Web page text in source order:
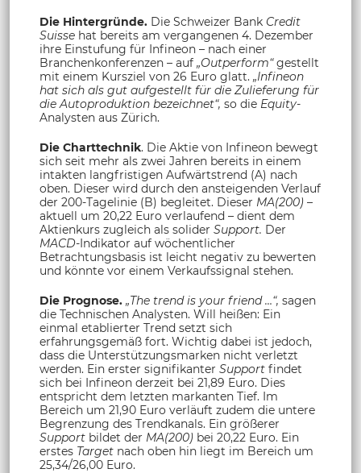
Die Hintergründe. Die Schweizer Bank Credit
Suisse hat bereits am vergangenen 4. Dezember
ihre Einstufung für Infineon – nach einer
Branchenkonferenzen – auf „Outperform“gestellt
mit einem Kursziel von 26 Euro glatt. „Infineon
hat sich als gut aufgestellt für die Zulieferung für
die Autoproduktion bezeichnet“, so die Equity-
Analysten aus Zürich.
Die Charttechnik. Die Aktie von Infineon bewegt
sich seit mehr als zwei Jahren bereits in einem
intakten langfristigen Aufwärtstrend (A) nach
oben. Dieser wird durch den ansteigenden Verlauf
der 200-Tagelinie (B) begleitet. Dieser MA(200) –
aktuell um 20,22 Euro verlaufend – dient dem
Aktienkurs zugleich als solider Support. Der
MACD-Indikator auf wöchentlicher
Betrachtungsbasis ist leicht negativ zu bewerten
und könnte vor einem Verkaufssignal stehen.
Die Prognose. „The trend is your friend …“, sagen
die Technischen Analysten. Will heißen: Ein
einmal etablierter Trend setzt sich
erfahrungsgemäß fort. Wichtig dabei ist jedoch,
dass die Unterstützungsmarken nicht verletzt
werden. Ein erster signifikanter Support findet
sich bei Infineon derzeit bei 21,89 Euro. Dies
entspricht dem letzten markanten Tief. Im
Bereich um 21,90 Euro verläuft zudem die untere
Begrenzung des Trendkanals. Ein größerer
Support bildet der MA(200) bei 20,22 Euro. Ein
erstes Target nach oben hin liegt im Bereich um
25,34/26,00 Euro.